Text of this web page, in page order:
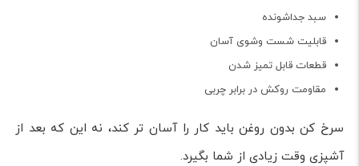
سبد جداشونده
قابلیت شست وشوی آسان
قطعات قابل تمیز شدن
مقاومت روکش در برابر چربی
سرخ کن بدون روغن باید کار را آسان تر کند، نه این که بعد از
آشپزی وقت زیادی از شما بگیرد.